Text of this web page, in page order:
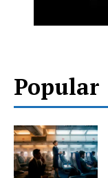
Popular